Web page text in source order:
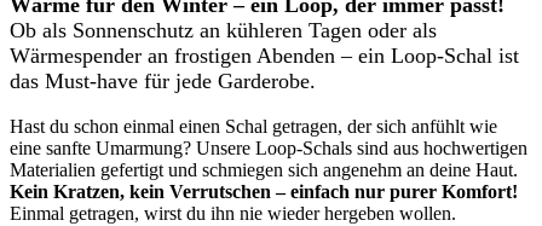
Wärme für den Winter – ein Loop, der immer passt!
Ob als Sonnenschutz an kühleren Tagen oder als
Wärmespender an frostigen Abenden – ein Loop-Schal ist
das Must-have für jede Garderobe.
Hast du schon einmal einen Schal getragen, der sich anfühlt wie
eine sanfte Umarmung? Unsere Loop-Schals sind aus hochwertigen
Materialien gefertigt und schmiegen sich angenehm an deine Haut.
Kein Kratzen, kein Verrutschen – einfach nur purer Komfort!
Einmal getragen, wirst du ihn nie wieder hergeben wollen.